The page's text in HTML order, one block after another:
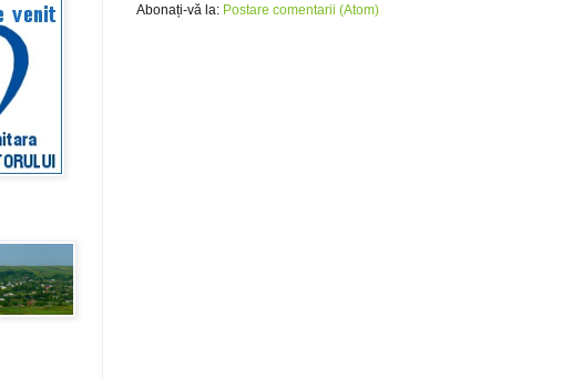
Abonați-vă la: Postare comentarii (Atom)